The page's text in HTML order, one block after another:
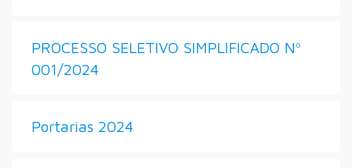
PROCESSO SELETIVO SIMPLIFICADO Nº
001/2024
Portarias 2024